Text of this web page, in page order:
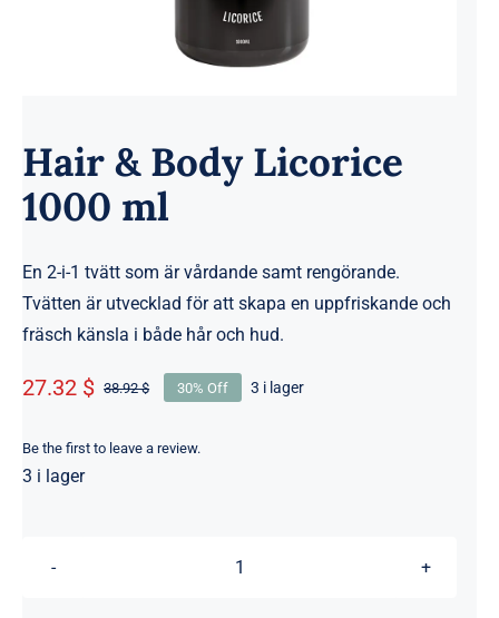
Hair & Body Licorice
1000 ml
En 2-i-1 tvätt som är vårdande samt rengörande.
Tvätten är utvecklad för att skapa en uppfriskande och
fräsch känsla i både hår och hud.
38.92 $Det
priset
27.32 $
Det
priset
30% Off 3 i lager
Be the first to leave a review.
3 i lager